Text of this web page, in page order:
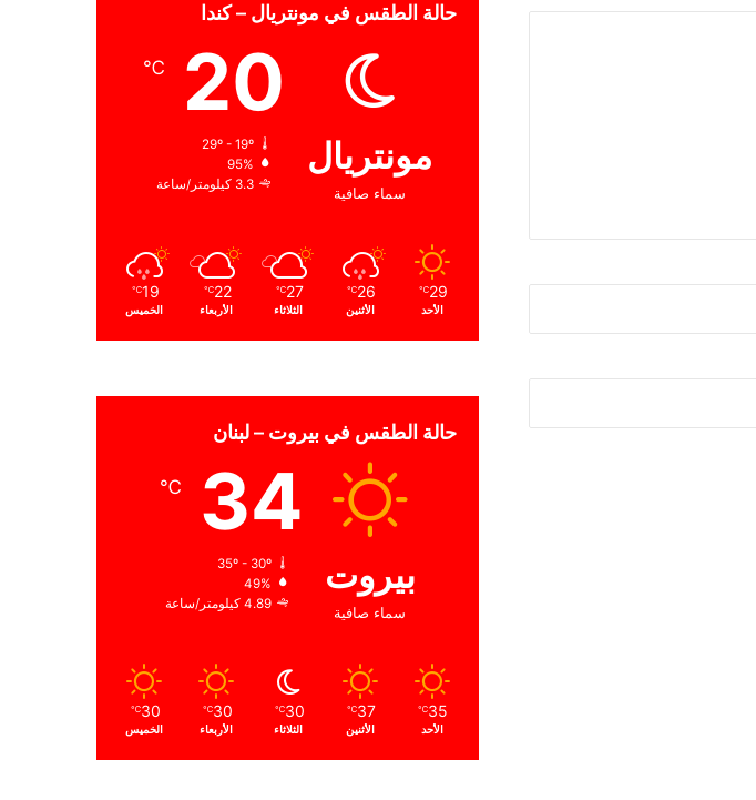
حالة الطقس في مونتريال – كندا
مونتريال
سماء صافية
20
℃
29º - 19º
95%
3.3 كيلومتر/ساعة
29
℃
الأحد
26
℃
الأثنين
27
℃
الثلاثاء
22
℃
الأربعاء
19
℃
الخميس
حالة الطقس في بيروت – لبنان
بيروت
سماء صافية
34
℃
35º - 30º
49%
4.89 كيلومتر/ساعة
35
℃
الأحد
37
℃
الأثنين
30
℃
الثلاثاء
30
℃
الأربعاء
30
℃
الخميس